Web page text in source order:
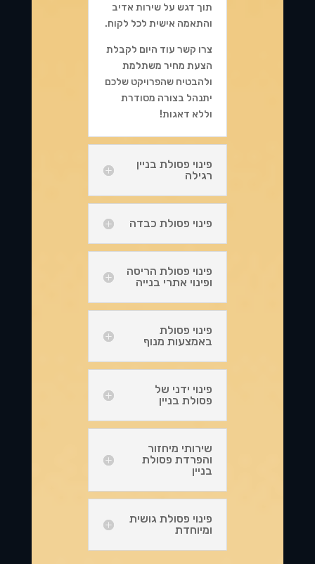
תוך דגש על שירות אדיב
והתאמה אישית לכל לקוח.
צרו קשר עוד היום לקבלת
הצעת מחיר משתלמת
ולהבטיח שהפרויקט שלכם
יתנהל בצורה מסודרת
וללא דאגות!
פינוי פסולת בניין
רגילה
פינוי פסולת כבדה
פינוי פסולת הריסה
ופינוי אתרי בנייה
פינוי פסולת
באמצעות מנוף
פינוי ידני של
פסולת בניין
שירותי מיחזור
והפרדת פסולת
בניין
פינוי פסולת גושית
ומיוחדת